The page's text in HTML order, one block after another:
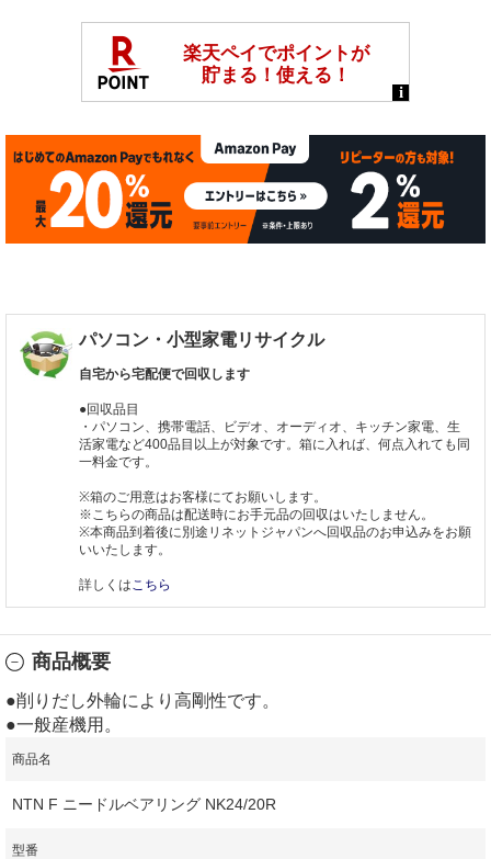
パソコン・小型家電リサイクル
自宅から宅配便で回収します
●回収品目
・パソコン、携帯電話、ビデオ、オーディオ、キッチン家電、生
活家電など400品目以上が対象です。箱に入れば、何点入れても同
一料金です。
※箱のご用意はお客様にてお願いします。
※こちらの商品は配送時にお手元品の回収はいたしません。
※本商品到着後に別途リネットジャパンへ回収品のお申込みをお願
いいたします。
詳しくは こちら
商品概要
●削りだし外輪により高剛性です。
●一般産機用。
商品名
NTN F ニードルベアリング NK24/20R
型番